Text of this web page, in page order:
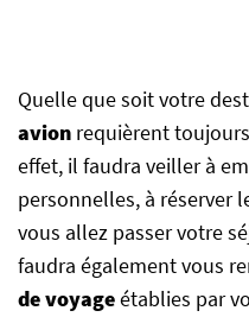
Quelle que soit votre
avion requièrent
effet, il faudra veiller à
personnelles, à réserver
vous allez passer votre
faudra également vous
de voyageétablies par